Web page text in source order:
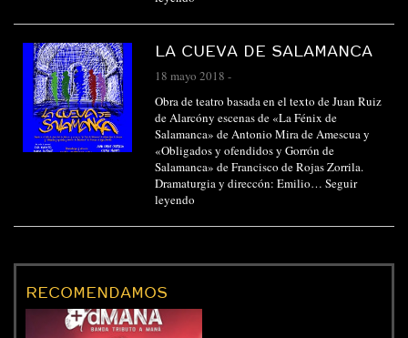
LA CUEVA DE SALAMANCA
18 mayo 2018 -
Obra de teatro basada en el texto de Juan Ruiz
de Alarcóny escenas de «La Fénix de
Salamanca» de Antonio Mira de Amescua y
«Obligados y ofendidos y Gorrón de
Salamanca» de Francisco de Rojas Zorrila.
Dramaturgia y direccón: Emilio… Seguir
leyendo
RECOMENDAMOS